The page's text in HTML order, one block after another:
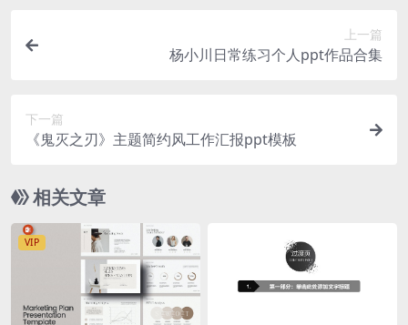
上一篇
杨小川日常练习个人ppt作品合集
下一篇
《鬼灭之刃》主题简约风工作汇报ppt模板
相关文章
VIP